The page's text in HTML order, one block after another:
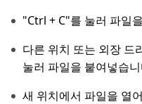
"Ctrl + C"를 눌러 파일
다른 위치 또는 외장 드
눌러 파일을 붙여넣습
새 위치에서 파일을 열